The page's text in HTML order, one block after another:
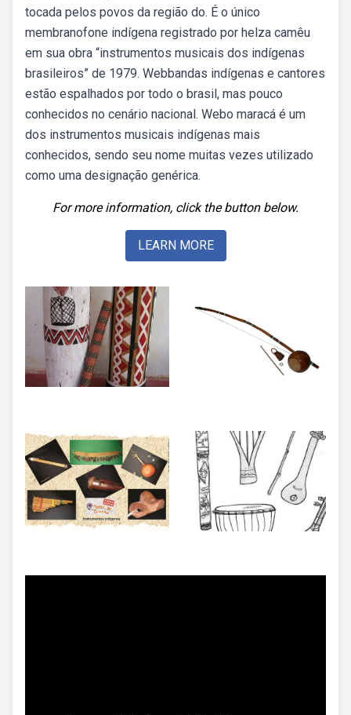
tocada pelos povos da região do. É o único
membranofone indígena registrado por helza camêu
em sua obra “instrumentos musicais dos indígenas
brasileiros” de 1979. Webbandas indígenas e cantores
estão espalhados por todo o brasil, mas pouco
conhecidos no cenário nacional. Webo maracá é um
dos instrumentos musicais indígenas mais
conhecidos, sendo seu nome muitas vezes utilizado
como uma designação genérica.
For more information, click the button below.
LEARN MORE